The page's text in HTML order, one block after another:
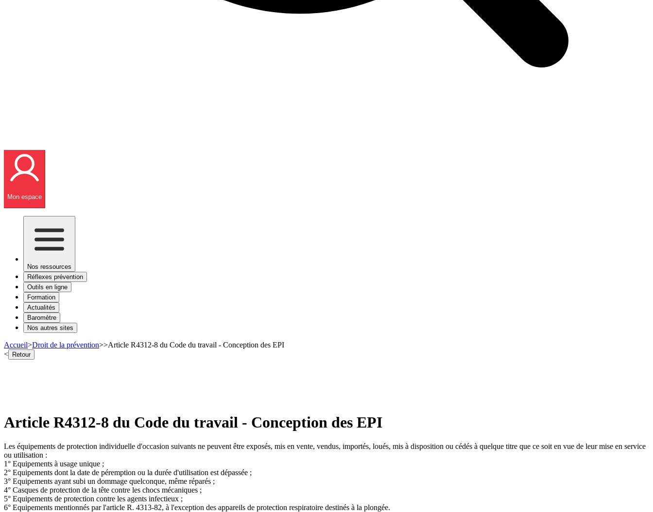
Mon espace
Nos ressources
Réflexes prévention
Outils en ligne
Formation
Actualités
Baromètre
Nos autres sites
Accueil>Droit de la prévention>>Article R4312-8 du Code du travail - Conception des EPI
< Retour
Article R4312-8 du Code du travail - Conception des EPI
Les équipements de protection individuelle d'occasion suivants ne peuvent être exposés, mis en vente, vendus, importés, loués, mis à disposition ou cédés à quelque titre que ce soit en vue de leur mise en service
ou utilisation :
1° Equipements à usage unique ;
2° Equipements dont la date de péremption ou la durée d'utilisation est dépassée ;
3° Equipements ayant subi un dommage quelconque, même réparés ;
4° Casques de protection de la tête contre les chocs mécaniques ;
5° Equipements de protection contre les agents infectieux ;
6° Equipements mentionnés par l'article R. 4313-82, à l'exception des appareils de protection respiratoire destinés à la plongée.